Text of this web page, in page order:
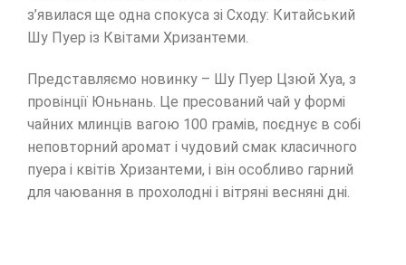
з’явилася ще одна спокуса зі Сходу: Китайський
Шу Пуер із Квітами Хризантеми.
Представляємо новинку – Шу Пуер Цзюй Хуа, з
провінції Юньнань. Це пресований чай у формі
чайних млинців вагою 100 грамів, поєднує в собі
неповторний аромат і чудовий смак класичного
пуера і квітів Хризантеми, і він особливо гарний
для чаювання в прохолодні і вітряні весняні дні.